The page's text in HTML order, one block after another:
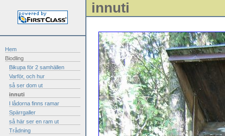
Hem
Biodling
Bikupa för 2 samhällen
Varför, och hur
så ser dom ut
innuti
I lådorna finns ramar
Spärrgaller
så här ser en ram ut
Trådning
innuti